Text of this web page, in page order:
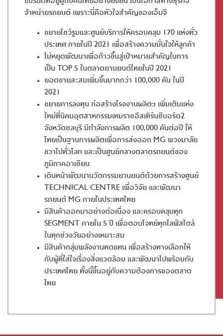
จำหน่ายรถยนต์ เพราะนี่คือหัวใจสำคัญของเอ็มจี
ขยายโชว์รูมและศูนย์บริการให้ครอบคลุม 170 แห่งทั่ว
ประเทศ ภายในปี 2021 เพื่อสร้างความมั่นใจให้ลูกค้า
ไม่หยุดพัฒนาเพื่อก้าวขึ้นสู่เป้าหมายสำคัญในการ
เป็น TOP 5 ในตลาดยานยนต์ไทยในปี 2021
ยอดขายสะสมเพิ่มขึ้นมากกว่า 100,000 คัน ในปี
2021
ขยายการลงทุน ก่อสร้างโรงงานผลิตฯ เพิ่มเติมแห่ง
ใหม่ที่นิคมอุตสาหกรรมเหมราชอีสเทิร์นซีบอร์ด2
จังหวัดชลบุรี มีกำลังการผลิต 100,000 คันต่อปี ให้
ไทยเป็นฐานการผลิตเพื่อการส่งออก MG พวงมาลัย
ขวาไปทั่วโลก และเป็นศูนย์กลางตลาดรถยนต์ของ
ภูมิภาคอาเซียน
เดินหน้าพัฒนานวัตกรรมยานยนต์ด้วยการสร้างศูนย์
TECHNICAL CENTRE เพื่อวิจัย และพัฒนา
รถยนต์ MG ภายในประเทศไทย
มีสินค้าออกมาอย่างต่อเนื่อง และครอบคลุมทุก
SEGMENT ภายใน 5 ปี เพื่อตอบโจทย์ทุกไลฟ์สไตล์
ในทุกช่วงวัยอย่างเหมาะสม
มีสินค้ากลุ่มพลังงานทดแทน เพื่อสร้างทางเลือกให้
กับผู้ที่ใส่ใจเรื่องสิ่งแวดล้อม และพัฒนาไปพร้อมกับ
ประเทศไทย ทั้งนี้ขึ้นอยู่กับความต้องการของตลาด
ไทย